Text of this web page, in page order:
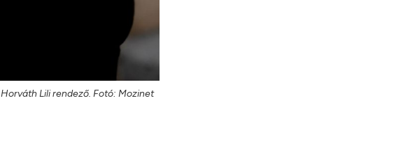
Horváth Lili rendező. Fotó: Mozinet